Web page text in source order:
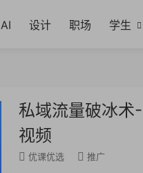
AI 设计 职场 学生
私域流量破冰术
视频
优课优选 推广